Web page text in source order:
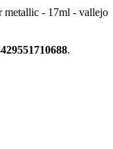
metallic - 17ml - vallejo
.